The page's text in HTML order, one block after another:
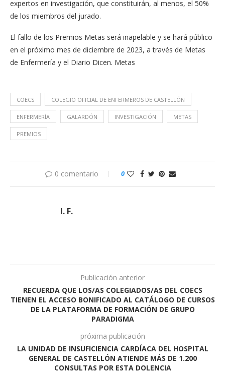
expertos en investigación, que constituirán, al menos, el 50%
de los miembros del jurado.
El fallo de los Premios Metas será inapelable y se hará público
en el próximo mes de diciembre de 2023, a través de Metas
de Enfermería y el Diario Dicen. Metas
COECS COLEGIO OFICIAL DE ENFERMEROS DE CASTELLÓN
ENFERMERÍA GALARDÓN INVESTIGACIÓN METAS
PREMIOS
0 comentario 0
I. F.
Publicación anterior
RECUERDA QUE LOS/AS COLEGIADOS/AS DEL COECS
TIENEN EL ACCESO BONIFICADO AL CATÁLOGO DE CURSOS
DE LA PLATAFORMA DE FORMACIÓN DE GRUPO
PARADIGMA
próxima publicación
LA UNIDAD DE INSUFICIENCIA CARDÍACA DEL HOSPITAL
GENERAL DE CASTELLÓN ATIENDE MÁS DE 1.200
CONSULTAS POR ESTA DOLENCIA